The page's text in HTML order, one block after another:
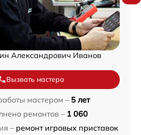
Александрович Иванов
Вызвать мастера
мастером – 5 лет
ремонтов – 1 060
– ремонт игровых приставок